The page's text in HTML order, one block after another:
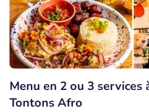
Menu en 2 ou 3 services
Tontons Afro